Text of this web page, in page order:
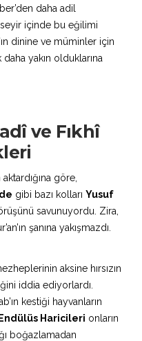
daha adil
içinde bu eğilimi
dinine ve müminler için
yakın olduklarına
ve Fıkhî
aktardığına göre,
gibi bazı kolları Yusuf
savunuyordu. Zira,
şanına yakışmazdı.
aksine hırsızın
iddia ediyorlardı.
kestiği hayvanların
Endülüs Haricileri onların
boğazlamadan